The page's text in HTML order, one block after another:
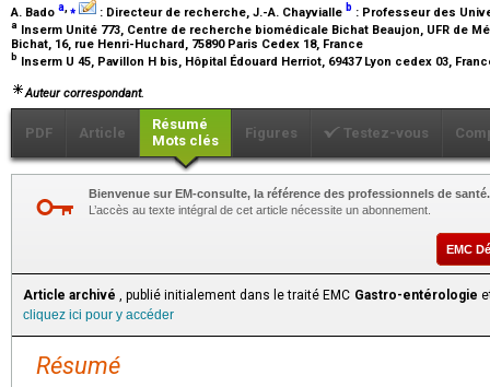
A. Bado a,⁎ : Directeur de recherche, J.-A. Chayvialle b : Professeur des
a Inserm Unité 773, Centre de recherche biomédicale Bichat Beaujon, UFR de
Bichat, 16, rue Henri-Huchard, 75890 Paris Cedex 18, France
b Inserm U 45, Pavillon H bis, Hôpital Édouard Herriot, 69437 Lyon cedex 03,
Auteur correspondant.
PDF Article
Résumé
Mots clés
Figures Testez-vous
Bienvenue sur EM-consulte, la référence des professionnels de santé.
L’accès au texte intégral de cet article nécessite un abonnement.
EMC
Article archivé , publié initialement dans le traité EMC Gastro-entérologie
cliquez ici pour y accéder
Résumé